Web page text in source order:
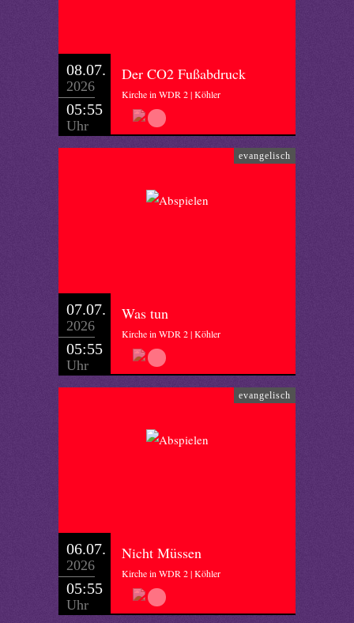
08.07.
2026
05:55
Uhr
Der CO2 Fußabdruck
Kirche in WDR 2 | Köhler
evangelisch
07.07.
2026
05:55
Uhr
Was tun
Kirche in WDR 2 | Köhler
evangelisch
06.07.
2026
05:55
Uhr
Nicht Müssen
Kirche in WDR 2 | Köhler